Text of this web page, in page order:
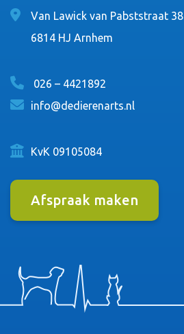
Van Lawick van Pabststraat 38
6814 HJ Arnhem
026 – 4421892
info@dedierenarts.nl
KvK 09105084
Afspraak maken